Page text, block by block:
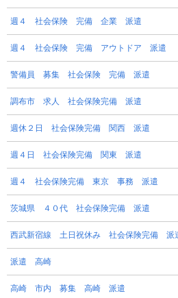
週４ 社会保険 完備 企業 派遣
週４ 社会保険 完備 アウトドア 派遣
警備員 募集 社会保険 完備 派遣
調布市 求人 社会保険完備 派遣
週休２日 社会保険完備 関西 派遣
週４日 社会保険完備 関東 派遣
週４ 社会保険完備 東京 事務 派遣
茨城県 ４０代 社会保険完備 派遣
西武新宿線 土日祝休み 社会保険完備 派
派遣 高崎
高崎 市内 募集 高崎 派遣